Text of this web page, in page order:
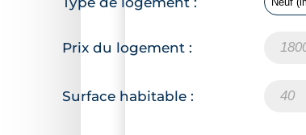
Prix du logement :
Surface habitable :